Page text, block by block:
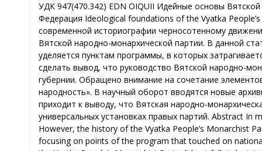
УДК 947(470.342) EDN OIQUII Идейные основы Вятской народно-монархической партии М. А. Орлов, АНОО «Петербургский лицей», г. Киров, Российская Федерация Ideological foundations of the Vyatka People’s Monarchist Party M. A. Orlov, APGEO “Petersburg Lyceum”, Kirov, Russian Federation Аннотация В современной историографии черносотенному движению в Российской империи посвящено много работ. Вместе с тем, малоизученной является история Вятской народно-монархической партии. В данной статье рассматриваются программные установки вятских черносотенцев. Особое внимание уделяется пунктам программы, в которых затрагивается национальный и вероисповедный вопрос. Подробное рассмотрение данных вопросов позволяет сделать вывод, что руководство Вятской народно-монархической партии не в полной мере учитывало национальный и вероисповедный состав Вятской губернии. Обращено внимание на сочетание элементов формулы черносотенного движения, базировавшейся на триаде «Православие, самодержавие, народность». В научный оборот вводятся новые архивные документы, анализируются ранее неизученные материалы периодики. В результате автор приходит к выводу, что Вятская народно-монархическая партия принадлежала к умеренному крылу черносотенцев. Идеология партии базировалась на универсальных установках правых партий. Abstract In modern historiography, the Black Hundreds movement in the Russian Empire has been extensively studied. However, the history of the Vyatka People’s Monarchist Party remains understudied. This article examines the programmatic tenets of the Vyatka Black Hundreds, focusing on points of the program that touched on national and religious issues. A detailed examination of these issues allows us to conclude that the leadership of the Vyatka People’s Monarchist Party did not fully take into account the national and religious composition of the Vyatka province. Attention is drawn to the combination of elements of the Black Hundreds movement’s formula, based on the triad of “Orthodoxy, autocracy, and nationality”. New archival documents are introduced into scholarly circulation, and previously unstudied periodicals are analyzed. As a result, the author concludes that the Vyatka People’s Monarchist Party belonged to the moderate wing of the Black Hundreds. The party’s ideology was based on the universal tenets of right-wing parties. Ключевые слова Правые партии, черносотенцы, консерватизм, еврейский вопрос, татары, марийцы, Вятская народно-монархическая партия, Вятская губерния, Кировская область. Keywords Right-wing parties, Black Hundreds, conservatism, the Jewish question, Tatars, Mari, Vyatka People’s Monarchist Party, Vyatka Governorate, Kirov Oblast. В начале XX в., несмотря на рост недовольства существующим государственным строем, значительная масса населения была привержена монархизму. Царский строй считался наиболее приемлемым не только в низах общества, но и среди купечества, крупных капиталистов, правой части интеллигенции. Известные ученые того времени (Д. И. Менделеев, Д. И. Иловайский, Н. М. Коркунов и др.) являлись сторонниками монархии. Даже среди нерусского населения империи имелись сторонники династии Романовых. Во время революционного брожения одесские евреи образовали «Общества евреев молящихся Богу за Царя и Правительство». Целью общества являлось воспитание евреев в духе приверженности царю. Члены общества обязывались противостоять революционной пропаганде1. Среди татар также были сторонники династии Романовых. В Вятской губернии один из крупных религиозных деятелей Ишмухаммет Динмухаметов, как отмечено в сводках Жандармского управления, был «монархист по политическим